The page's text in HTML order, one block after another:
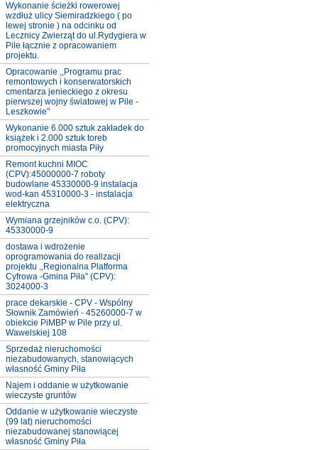
Wykonanie ścieżki rowerowej
wzdłuż ulicy Siemiradzkiego ( po
lewej stronie ) na odcinku od
Lecznicy Zwierząt do ul.Rydygiera w
Pile łącznie z opracowaniem
projektu.
Opracowanie ,,Programu prac
remontowych i konserwatorskich
cmentarza jenieckiego z okresu
pierwszej wojny światowej w Pile -
Leszkowie"
Wykonanie 6.000 sztuk zakładek do
książek i 2.000 sztuk toreb
promocyjnych miasta Piły
Remont kuchni MIOC
(CPV):45000000-7 roboty
budowlane 45330000-9 instalacja
wod-kan 45310000-3 - instalacja
elektryczna
Wymiana grzejników c.o. (CPV):
45330000-9
dostawa i wdrożenie
oprogramowania do realizacji
projektu ,,Regionalna Platforma
Cyfrowa -Gmina Piła" (CPV):
3024000-3
prace dekarskie - CPV - Wspólny
Słownik Zamówień - 45260000-7 w
obiekcie PiMBP w Pile przy ul.
Wawelskiej 108
Sprzedaż nieruchomości
niezabudowanych, stanowiących
własność Gminy Piła
Najem i oddanie w użytkowanie
wieczyste gruntów
Oddanie w użytkowanie wieczyste
(99 lat) nieruchomości
niezabudowanej stanowiącej
własność Gminy Piła